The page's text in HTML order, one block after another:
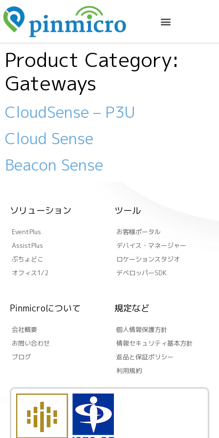
Product Category:
Gateways
CloudSense – P3U
Cloud Sense
Beacon Sense
ソリューション
EventPlus
AssistPlus
ぶちょどこ
オフィス1/2
ツール
お客様ポータル
デバイス・マネージャー
ロケーションスタジオ
デベロッパーSDK
Pinmicroについて
会社概要
お問い合わせ
ブログ
規定など
個人情報保護方針
情報セキュリティ基本方針
返品と保証ポリシー
利用規約